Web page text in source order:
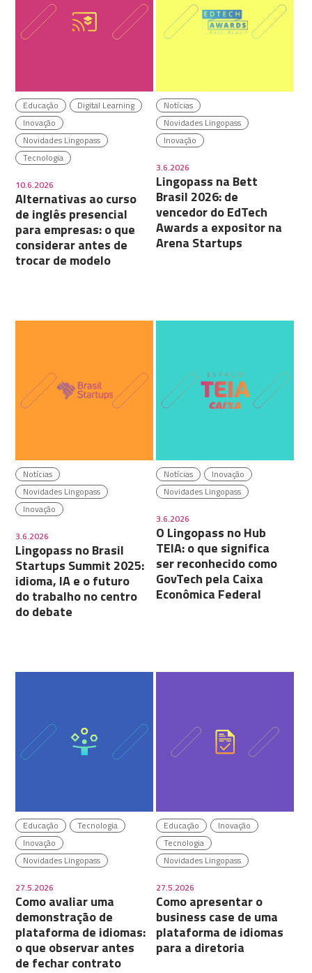
Educação
Digital Learning
Inovação
Novidades Lingopass
Tecnologia
10.6.2026
Alternativas ao curso
de inglês presencial
para empresas: o que
considerar antes de
trocar de modelo
Notícias
Novidades Lingopass
Inovação
3.6.2026
Lingopass na Bett
Brasil 2026: de
vencedor do EdTech
Awards a expositor na
Arena Startups
Notícias
Novidades Lingopass
Inovação
3.6.2026
Lingopass no Brasil
Startups Summit 2025:
idioma, IA e o futuro
do trabalho no centro
do debate
Notícias
Inovação
Novidades Lingopass
3.6.2026
O Lingopass no Hub
TEIA: o que significa
ser reconhecido como
GovTech pela Caixa
Econômica Federal
Educação
Tecnologia
Inovação
Novidades Lingopass
27.5.2026
Como avaliar uma
demonstração de
plataforma de idiomas:
o que observar antes
de fechar contrato
Educação
Inovação
Tecnologia
Novidades Lingopass
27.5.2026
Como apresentar o
business case de uma
plataforma de idiomas
para a diretoria